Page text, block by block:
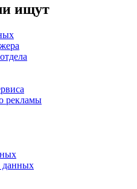
ищут
рекламы
данных